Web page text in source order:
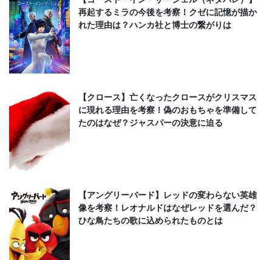
再起するミラの今後を考察！クゼに記憶が描か
れた理由は？ハンカ社と博士の繋がりは
【クロース】亡くなったクロースがクリスマス
に現れる理由を考察！偽のおもちゃを準備して
たのはなぜ？ジャスパーの決意に迫る
【アングリーバード】レッドの変わらない英雄
像を考察！レオナルドはなぜレッドを選んだ？
ひな鳥たちの歌に込められたものとは